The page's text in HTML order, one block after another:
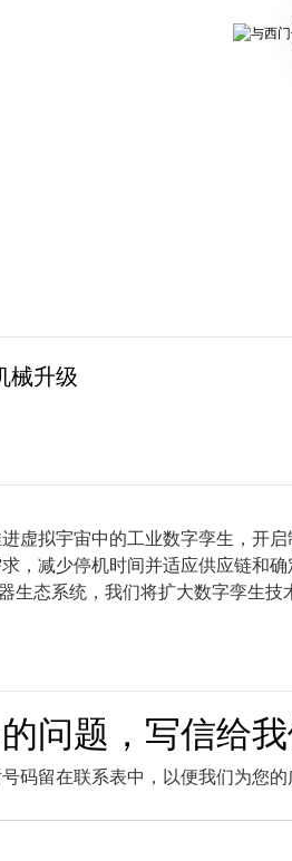
械升级
虚拟宇宙中的工业数字孪生，开
，减少停机时间并适应供应链和
态系统，我们将扩大数字孪生技
问题，写信给
码留在联系表中，以便我们为您的